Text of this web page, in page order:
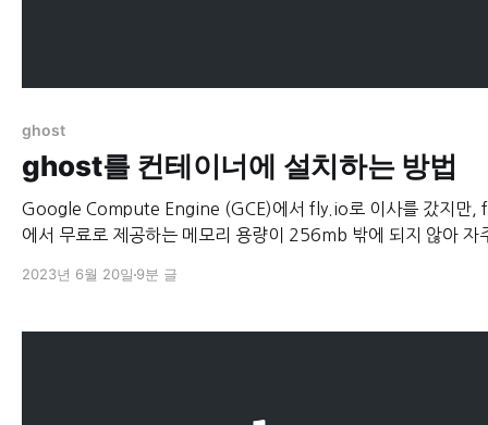
ghost
ghost를 컨테이너에 설치하는 방법
Google Compute Engine (GCE)에서 fly.io로 이사를 갔지만,
에서 무료로 제공하는 메모리 용량이 256mb 밖에 되지 않아 자
는 김에, 서버 자체에 설치하지 않고 Docker 컨테이너를 이용해
2023년 6월 20일 9분 글